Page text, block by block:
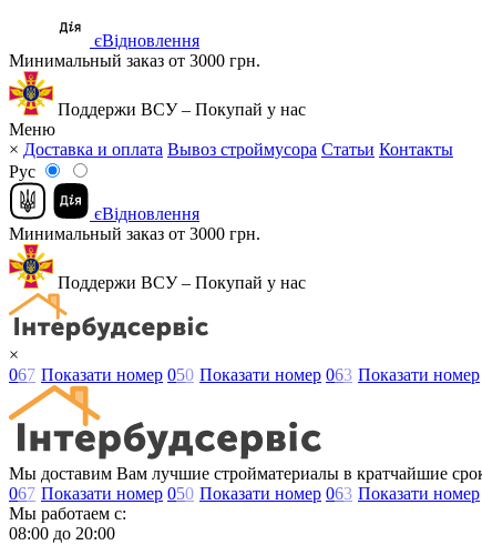
єВідновлення
Минимальный заказ от 3000 грн.
Поддержи ВСУ – Покупай у нас
Меню
× Доставка и оплата Вывоз строймусора Статьи Контакты
Рус
єВідновлення
Минимальный заказ от 3000 грн.
Поддержи ВСУ – Покупай у нас
×
067 Показати номер 050 Показати номер 063 Показати номер
Мы доставим Вам лучшие стройматериалы в кратчайшие
067 Показати номер 050 Показати номер 063 Показати номер
Мы работаем с:
08:00 до 20:00